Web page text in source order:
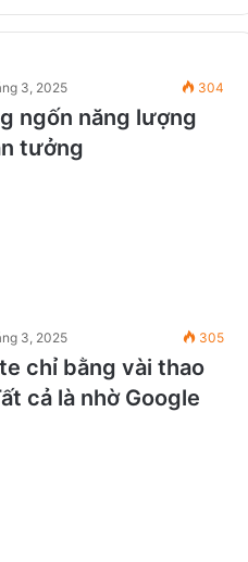
3, 2025 304
ngốn năng lượng
tưởng
3, 2025 305
chỉ bằng vài thao
cả là nhờ Google